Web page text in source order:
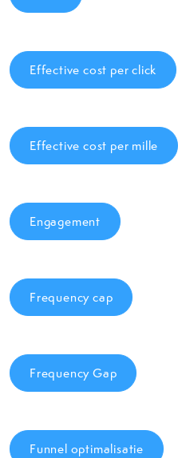
Effective cost per click
Effective cost per mille
Engagement
Frequency cap
Frequency Gap
Funnel optimalisatie